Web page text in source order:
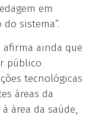
em
sistema”.
afirma ainda que
público
tecnológicas
áreas da
área da saúde,